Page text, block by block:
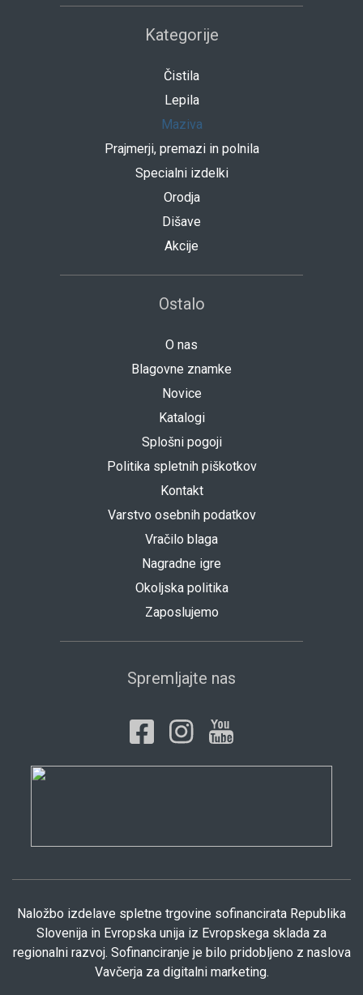
Kategorije
Čistila
Lepila
Maziva
Prajmerji, premazi in polnila
Specialni izdelki
Orodja
Dišave
Akcije
Ostalo
O nas
Blagovne znamke
Novice
Katalogi
Splošni pogoji
Politika spletnih piškotkov
Kontakt
Varstvo osebnih podatkov
Vračilo blaga
Nagradne igre
Okoljska politika
Zaposlujemo
Spremljajte nas
Naložbo izdelave spletne trgovine sofinancirata Republika
Slovenija in Evropska unija iz Evropskega sklada za
regionalni razvoj. Sofinanciranje je bilo pridobljeno z naslova
Vavčerja za digitalni marketing.